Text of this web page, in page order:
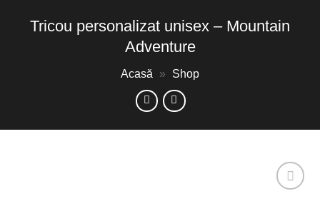
Tricou personalizat unisex – Mountain
Adventure
Acasă » Shop